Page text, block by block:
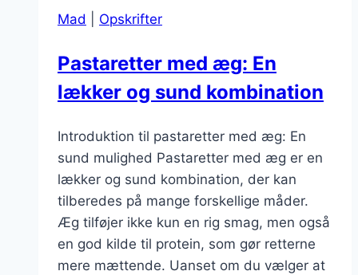
Lækkert
nærende
Mad Opskrifter
Pastaretter med æg: En
lækker og sund kombination
Introduktion til pastaretter med æg: En
sund mulighed Pastaretter med æg er en
lækker og sund kombination, der kan
tilberedes på mange forskellige måder.
Æg tilføjer ikke kun en rig smag, men også
en god kilde til protein, som gør retterne
mere mættende. Uanset om du vælger at